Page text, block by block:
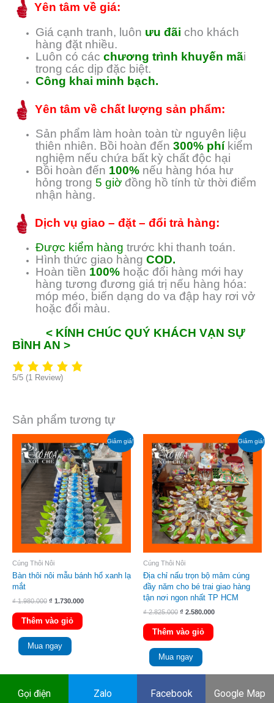
Yên tâm về giá:
Giá cạnh tranh, luôn ưu đãi cho khách
hàng đặt nhiều.
Luôn có cácchương trình khuyến mãi
trong các dịp đặc biệt.
Công khai minh bạch.
Yên tâm về chất lượng sản phẩm:
Sản phẩm làm hoàn toàn từ nguyên liệu
thiên nhiên. Bồi hoàn đến300% phíkiểm
nghiệm nếu chứa bất kỳ chất độc hại
Bồi hoàn đến 100% nếu hàng hóa hư
hỏng trong 5 giờ đồng hồ tính từ thời điểm
nhận hàng.
Dịch vụ giao – đặt – đổi trả hàng:
Được kiểm hàng trước khi thanh toán.
Hình thức giao hàngCOD.
Hoàn tiền 100% hoặc đổi hàng mới hay
hàng tương đương giá trị nếu hàng hóa:
móp méo, biến dạng do va đập hay rơi vở
hoặc đổi màu.
< KÍNH CHÚC QUÝ KHÁCH VẠN SỰ
BÌNH AN >
5/5 (1 Review)
Sản phẩm tương tự
Giảm giá!
Cúng Thôi Nôi
Bàn thôi nôi mẫu bánh hổ xanh lạ
mắt
₫1.980.000
gốc
là:
₫ 1.980.000.
₫ 1.730.000
hiện
tại
là:
₫ 1.730.000.
Thêm vào giỏ
Mua ngay
Giảm giá!
Cúng Thôi Nôi
Địa chỉ nấu trọn bộ mâm cúng
đầy năm cho bé trai giao hàng
tận nơi ngon nhất TP HCM
₫2.825.000
gốc
là:
₫ 2.825.000.
₫ 2.580.000
hiện
tại
là:
₫ 2.580.000.
Thêm vào giỏ
Mua ngay
Giảm giá!
gốc
hiện
Giảm giá!
Giá
gốc
Giá
hiện
Gọi điện Zalo Facebook Google Map